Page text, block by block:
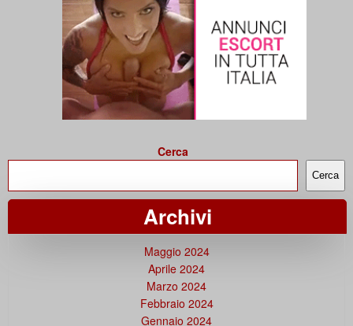
Cerca
Cerca
Archivi
Maggio 2024
Aprile 2024
Marzo 2024
Febbraio 2024
Gennaio 2024